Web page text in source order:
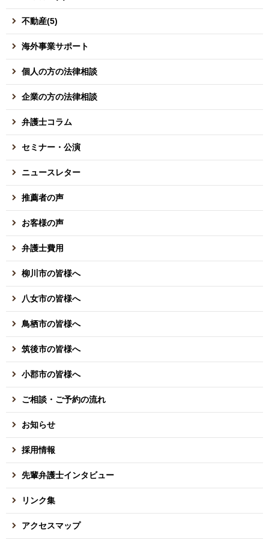
不動産(5)
海外事業サポート
個人の方の法律相談
企業の方の法律相談
弁護士コラム
セミナー・公演
ニュースレター
推薦者の声
お客様の声
弁護士費用
柳川市の皆様へ
八女市の皆様へ
鳥栖市の皆様へ
筑後市の皆様へ
小郡市の皆様へ
ご相談・ご予約の流れ
お知らせ
採用情報
先輩弁護士インタビュー
リンク集
アクセスマップ